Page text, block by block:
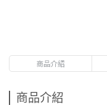
商品介紹
商品介紹